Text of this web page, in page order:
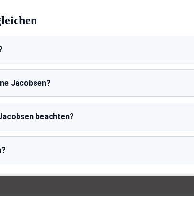
Jacobsen?
beachten?